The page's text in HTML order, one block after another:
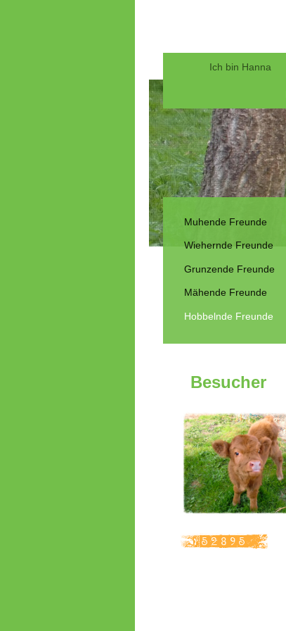
Ich bin Hanna
Muhende Freunde
Wiehernde Freunde
Grunzende Freunde
Mähende Freunde
Hobbelnde Freunde
Besucher